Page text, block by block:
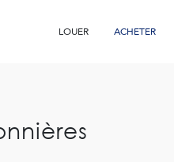
LOUER ACHETER